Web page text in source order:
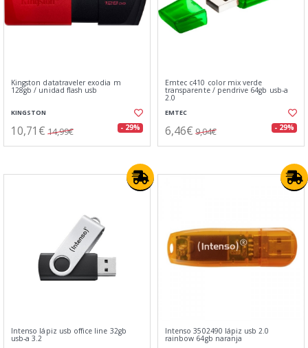
Kingston datatraveler exodia m
128gb / unidad flash usb
KINGSTON
10,71€ 14,99€ - 29%
Emtec c410 color mix verde
transparente / pendrive 64gb usb-a
2.0
EMTEC
6,46€ 9,04€ - 29%
Intenso lápiz usb office line 32gb
usb-a 3.2
Intenso 3502490 lápiz usb 2.0
rainbow 64gb naranja